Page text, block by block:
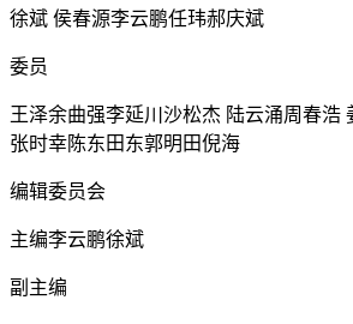
徐斌 侯春源李云鹏任玮郝庆斌
委员
王泽余曲强李延川沙松杰 陆云涌周春浩
张时幸陈东田东郭明田倪海
编辑委员会
主编李云鹏徐斌
副主编